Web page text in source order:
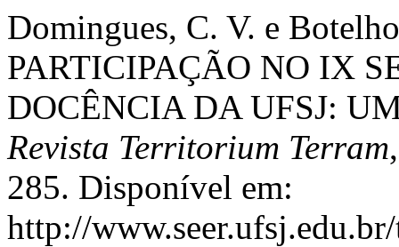
Domingues, C. V. e
PARTICIPAÇÃO NO IX
DOCÊNCIA DA UFSJ:
Revista Territorium Terram
285. Disponível em:
http://